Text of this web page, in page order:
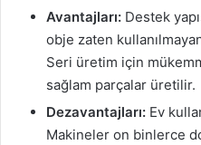
Avantajları: Destek
obje zaten
Seri üretim için
sağlam parçalar üretilir.
Dezavantajları: Ev
Makineler on binlerce